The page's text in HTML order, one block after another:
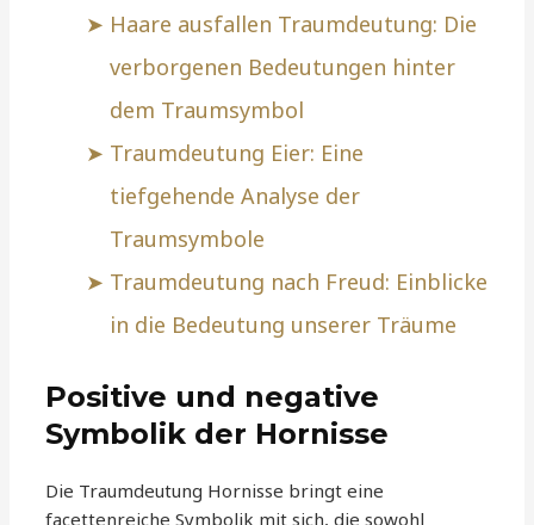
Haare ausfallen Traumdeutung: Die
verborgenen Bedeutungen hinter
dem Traumsymbol
Traumdeutung Eier: Eine
tiefgehende Analyse der
Traumsymbole
Traumdeutung nach Freud: Einblicke
in die Bedeutung unserer Träume
Positive und negative
Symbolik der Hornisse
Die Traumdeutung Hornisse bringt eine
facettenreiche Symbolik mit sich, die sowohl